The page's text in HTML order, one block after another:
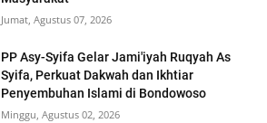
Jumat, Agustus 07, 2026
PP Asy-Syifa Gelar Jami'iyah Ruqyah As
Syifa, Perkuat Dakwah dan Ikhtiar
Penyembuhan Islami di Bondowoso
Minggu, Agustus 02, 2026